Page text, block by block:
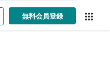
無料会員登録